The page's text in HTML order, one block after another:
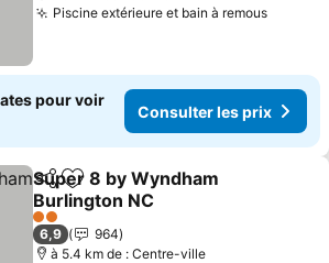
Piscine extérieure et bain à remous
pour voir
Consulter les prix
PartagerAjouter à mes favoris
Super 8 by Wyndham
Burlington NC
2 Étoiles
6,9
964
à 5.4 km de : Centre-ville